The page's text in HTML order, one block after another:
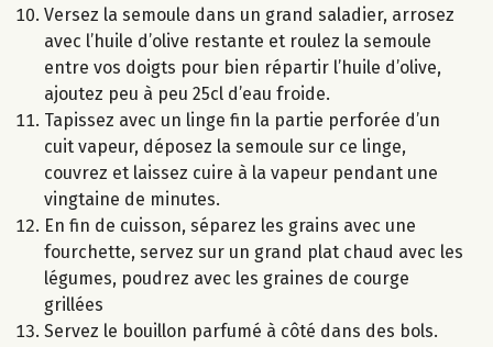
Versez la semoule dans un grand saladier, arrosez
avec l’huile d’olive restante et roulez la semoule
entre vos doigts pour bien répartir l’huile d’olive,
ajoutez peu à peu 25cl d’eau froide.
Tapissez avec un linge fin la partie perforée d’un
cuit vapeur, déposez la semoule sur ce linge,
couvrez et laissez cuire à la vapeur pendant une
vingtaine de minutes.
En fin de cuisson, séparez les grains avec une
fourchette, servez sur un grand plat chaud avec les
légumes, poudrez avec les graines de courge
grillées
Servez le bouillon parfumé à côté dans des bols.